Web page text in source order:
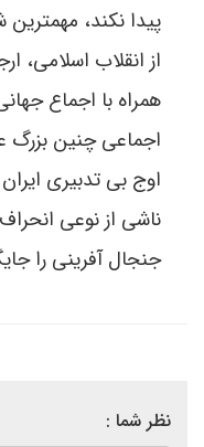
پیدا نکند،
از انقلاب اسلامی،
همراه با اجماع
اجماعی چنین بزرگ
اوج بی تدبیری
ناشی از نوعی
جنجال آفرینی را
نظر شما :